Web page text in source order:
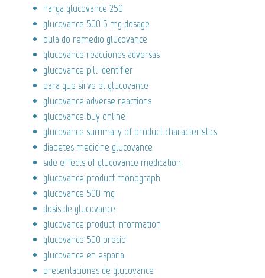
harga glucovance 250
glucovance 500 5 mg dosage
bula do remedio glucovance
glucovance reacciones adversas
glucovance pill identifier
para que sirve el glucovance
glucovance adverse reactions
glucovance buy online
glucovance summary of product characteristics
diabetes medicine glucovance
side effects of glucovance medication
glucovance product monograph
glucovance 500 mg
dosis de glucovance
glucovance product information
glucovance 500 precio
glucovance en espana
presentaciones de glucovance